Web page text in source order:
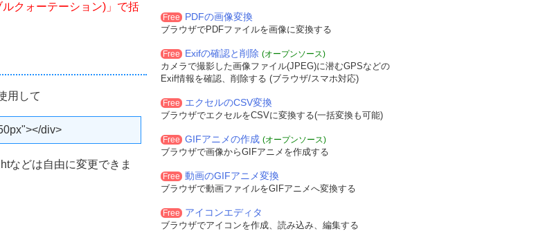
"></div>
クォーテーション)」で括
用して
div>
などは自由に変更できま
Free PDFの画像変換
ブラウザでPDFファイルを画像に変換する
Free Exifの確認と削除 (オープンソース)
カメラで撮影した画像ファイル(JPEG)に潜むGPSなどの
Exif情報を確認、削除する (ブラウザ/スマホ対応)
Free エクセルのCSV変換
ブラウザでエクセルをCSVに変換する(一括変換も可能)
Free GIFアニメの作成 (オープンソース)
ブラウザで画像からGIFアニメを作成する
Free 動画のGIFアニメ変換
ブラウザで動画ファイルをGIFアニメへ変換する
Free アイコンエディタ
ブラウザでアイコンを作成、読み込み、編集する